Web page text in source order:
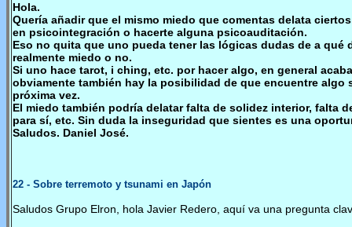
Hola.
Quería añadir que el mismo miedo que comentas delata
en psicointegración o hacerte alguna psicoauditación.
Eso no quita que uno pueda tener las lógicas dudas de a
realmente miedo o no.
Si uno hace tarot, i ching, etc. por hacer algo, en general
obviamente también hay la posibilidad de que encuentre
próxima vez.
El miedo también podría delatar falta de solidez interior, falta
para sí, etc. Sin duda la inseguridad que sientes es una
Saludos. Daniel José.
22 - Sobre terremoto y tsunami en Japón
Saludos Grupo Elron, hola Javier Redero, aquí va una pregunta